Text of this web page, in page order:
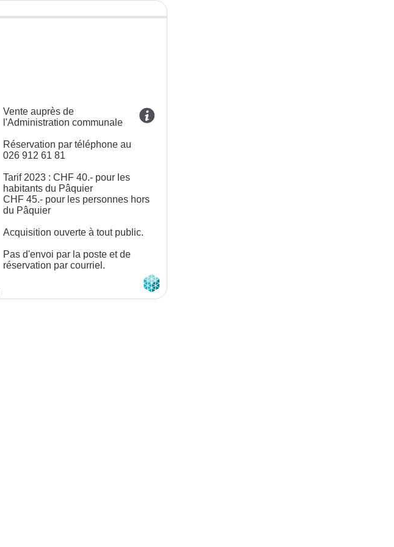
Vente auprès de
l'Administration communale
Réservation par téléphone au
026 912 61 81
Tarif 2023 : CHF 40.- pour les
habitants du Pâquier
CHF 45.- pour les personnes hors
du Pâquier
Acquisition ouverte à tout public.
Pas d'envoi par la poste et de
réservation par courriel.